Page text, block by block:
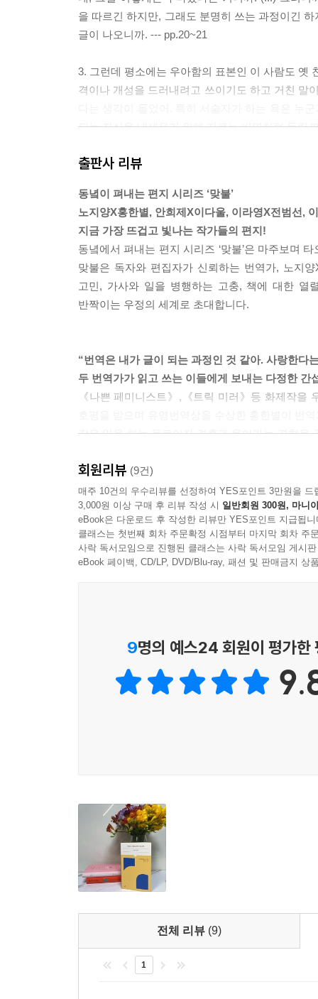
을 따르긴 하지만, 그래도 분명히 쓰는 과정이긴
글이 나오니까. --- pp.20~21
3. 그런데 평소에는 우아함의 표본인 이 사람도 옛
격이나 개성을 드러내려고 쓰이기도 하고 거친 말
되는 자신을 내세우기 위해 지르는 비명처럼 들릴
4. 몇 달 전에 네가 번역한 지아 톨렌티노의 《트
난 상태로 남기려면 번역가가 용기를 발휘해야 했
5. 그러고 나서 너와 나를 생각했어. 우리 일 자체
한 영미문학, 각자 대학원생으로, 방송 작가로 살
나 잘 활용하고 있는 걸까 싶어진 거야. 하나도 버
휘하려 애쓰면서 일을 하고 있는데 가끔 이 느낌
않다! 오늘의 결론이다.
출판사 리뷰
동녘이 펴내는 편지 시리즈 ‘맞불’
노지양X홍한별, 안희제X이다울, 이라영X전범선,
지금 가장 뜨겁고 빛나는 작가들의 편지!
동녘에서 펴내는 편지 시리즈 ‘맞불’은 마주보며
맞불은 독자와 편집자가 신뢰하는 번역가, 노지
고민, 가사와 일을 병행하는 고충, 책에 대한 열
반짝이는 우정의 세계로 초대합니다.
“번역은 내가 글이 되는 과정인 것 같아. 사랑한다
두 번역가가 읽고 쓰는 이들에게 보내는 다정한 간
《나쁜 페미니스트》,《트릭 미러》등 화제작을
같은 일을 하는 동료이자 결혼과 육아라는 경험을
된다. 하지만 상대를 함부로 침해하지 않으려
위로하거나 공감하는 대신 이렇게 말한다. “나한
“사회적·경제적 보상이 많지 않은데도 우리가
조심스럽게 내 언어로 어루만져 이루어내는 일.
흘렀지만 여전히 책과 함께하는 삶이 행복하다
마침내 사랑하고 마는 노지양과 홍한별의 편지
우리가 알지 못한 투명한 그림자들의 조용한 분투
번역은 외국어를 물처럼 투명하게 번역해서 모
정반대”다. “서로 다른 언어가 겹쳐질 때” 빚어
특징을 한국 독자가 받아들일 수 있게 해야 하
정확하면서도 가독성 있고, 장르에 따라 감동까
다하자고 응원한다. 진심이 담긴 격려가 일에 지
“단어를 고르고 문장을 다듬는 데에서 느끼는 기쁨
언어생활자들이 사랑한 말들의 세계
유영번역상을 수상한 홍한별보다 번역의 귀재가
찾아 고견을 듣는데, 우습게도 고등학생 아들이다.
“요새는 ‘쩐다’라고 하는데.” 호기롭게 고견을
회원리뷰 (9건)
매주 10건의 우수리뷰를 선정하여 YES포인트 3만원을 드
3,000원 이상 구매 후 리뷰 작성 시 일반회원 300원, 마니
eBook은 다운로드 후 작성한 리뷰만 YES포인트 지급됩니
클래스는 첫번째 회차 주문확정 시점부터 마지막 회차 주
사락 독서모임으로 진행된 클래스는 사락 독서모임 게시
eBook 페이백, CD/LP, DVD/Blu-ray, 패션 및 판매금지 상
9명의 예스24 회원이 평가한
전체 리뷰 (9)
1